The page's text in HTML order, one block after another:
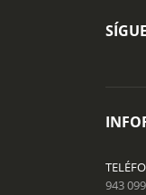
943